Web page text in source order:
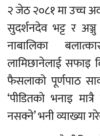
२ जेठ २०८१ मा उच्च
सुदर्शनदेव भट्ट र
नाबालिका
लामिछानेलाई सफाइ
फैसलाको पूर्णपाठ
‘पीडितको भनाइ
नसक्ने’ भनी व्याख्या